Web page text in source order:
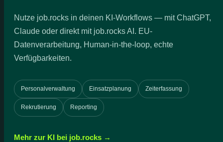
Nutze job.rocks in deinen KI-Workflows — mit ChatGPT,
Claude oder direkt mit job.rocks AI. EU-
Datenverarbeitung, Human-in-the-loop, echte
Verfügbarkeiten.
Personalverwaltung Einsatzplanung Zeiterfassung
Rekrutierung Reporting
Mehr zur KI bei job.rocks →